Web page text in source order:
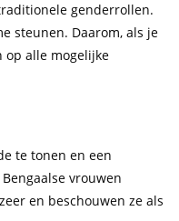
genderrollen.
steunen. Daarom, als je
op alle mogelijke
te tonen en een
vrouwen
en beschouwen ze als